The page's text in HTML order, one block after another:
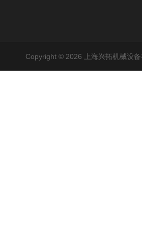
Copyright © 2026 上海兴拓机械设